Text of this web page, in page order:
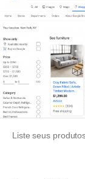
Liste seus